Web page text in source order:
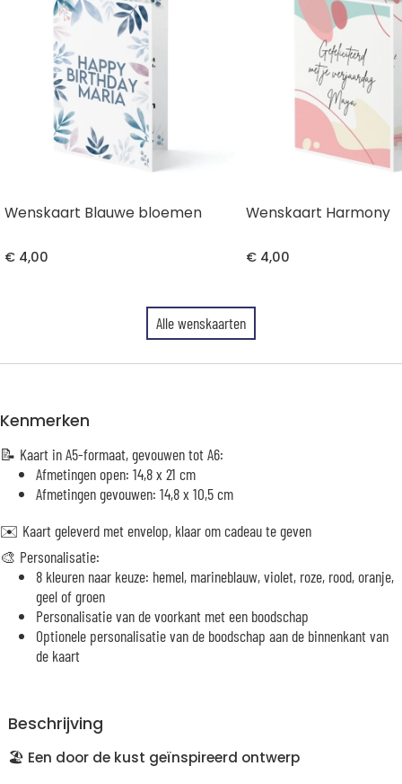
Wenskaart Blauwe bloemen
€ 4,00
Wenskaart Harmony
€ 4,00
Alle wenskaarten
Kenmerken
📝 Kaart in A5-formaat, gevouwen tot A6:
Afmetingen open: 14,8 x 21 cm
Afmetingen gevouwen: 14,8 x 10,5 cm
✉️ Kaart geleverd met envelop, klaar om cadeau te geven
🎨 Personalisatie:
8 kleuren naar keuze: hemel, marineblauw, violet, roze, rood, oranje,
geel of groen
Personalisatie van de voorkant met een boodschap
Optionele personalisatie van de boodschap aan de binnenkant van
de kaart
Beschrijving
🏖️ Een door de kust geïnspireerd ontwerp